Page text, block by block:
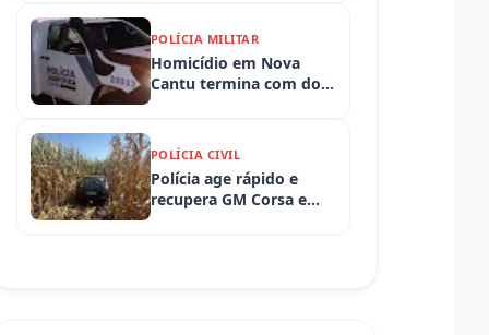
volante e armas
apreendidas
POLÍCIA MILITAR
Homicídio em Nova
Cantu termina com dois
presos em flagrante
POLÍCIA CIVIL
Polícia age rápido e
recupera GM Corsa e
Toyota Hilux levados de